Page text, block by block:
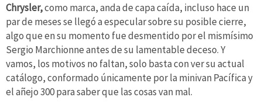
Chrysler,como marca, anda de capa caída, incluso hace un
par de meses se llegó a especular sobre su posible cierre,
algo que en su momento fue desmentido por el mismísimo
Sergio Marchionne antes de su lamentable deceso. Y
vamos, los motivos no faltan, solo basta con ver su actual
catálogo, conformado únicamente por la minivan Pacífica y
el añejo 300 para saber que las cosas van mal.